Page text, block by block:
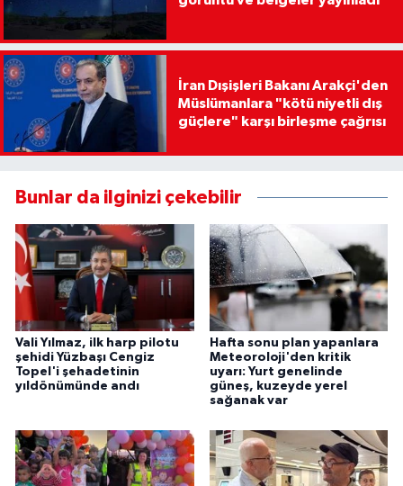
İran Dışişleri Bakanı Arakçi'den
Müslümanlara "kötü niyetli dış
güçlere" karşı birleşme çağrısı
Bunlar da ilginizi çekebilir
Vali Yılmaz, ilk harp pilotu
şehidi Yüzbaşı Cengiz
Topel'i şehadetinin
yıldönümünde andı
Hafta sonu plan yapanlara
Meteoroloji'den kritik
uyarı: Yurt genelinde
güneş, kuzeyde yerel
sağanak var